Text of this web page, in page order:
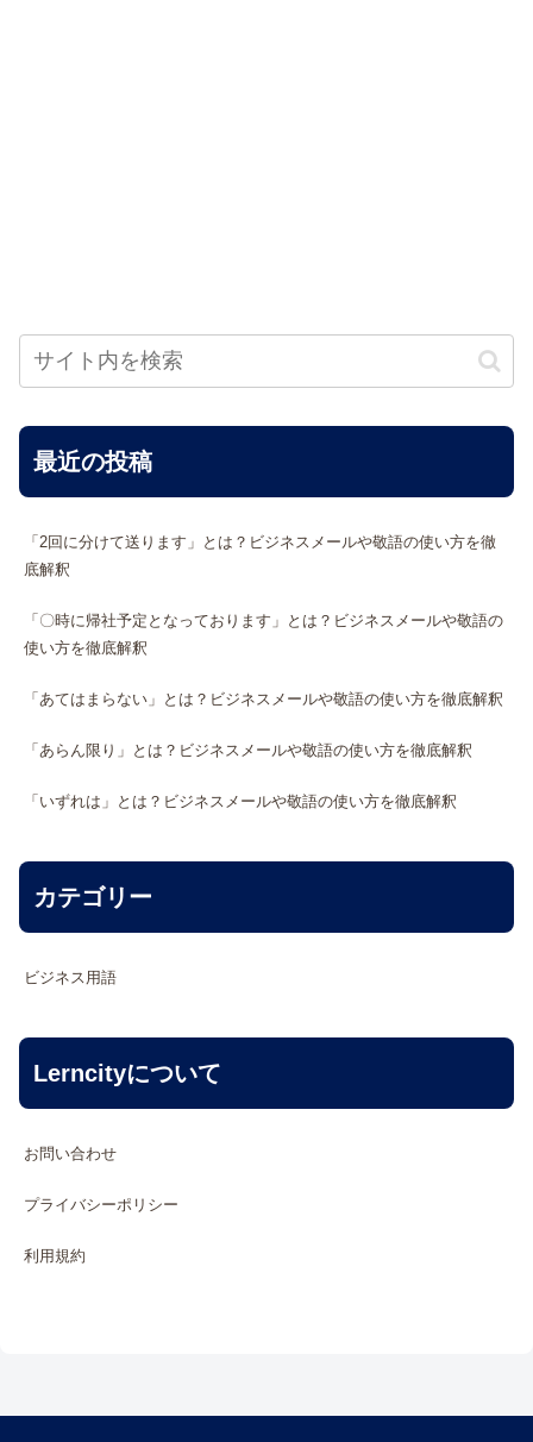
最近の投稿
「2回に分けて送ります」とは？ビジネスメールや敬語の使い方を徹
底解釈
「〇時に帰社予定となっております」とは？ビジネスメールや敬語の
使い方を徹底解釈
「あてはまらない」とは？ビジネスメールや敬語の使い方を徹底解釈
「あらん限り」とは？ビジネスメールや敬語の使い方を徹底解釈
「いずれは」とは？ビジネスメールや敬語の使い方を徹底解釈
カテゴリー
ビジネス用語
Lerncityについて
お問い合わせ
プライバシーポリシー
利用規約